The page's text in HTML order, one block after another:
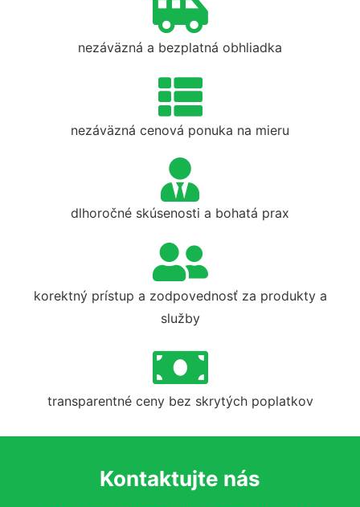
nezáväzná a bezplatná obhliadka
nezáväzná cenová ponuka na mieru
dlhoročné skúsenosti a bohatá prax
korektný prístup a zodpovednosť za produkty a
služby
transparentné ceny bez skrytých poplatkov
Kontaktujte nás